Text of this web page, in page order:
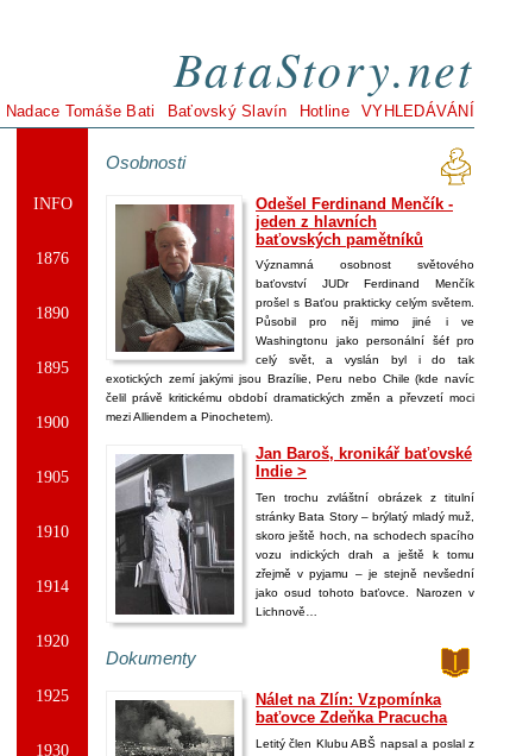
BataStory.net
Nadace Tomáše Bati Baťovský Slavín Hotline VYHLEDÁVÁNÍ
INFO
1876
1890
1895
1900
1905
1910
1914
1920
1925
1930
Osobnosti
Odešel Ferdinand Menčík -
jeden z hlavních
baťovských pamětníků
Významná osobnost světového
baťovství JUDr Ferdinand Menčík
prošel s Baťou prakticky celým světem.
Působil pro něj mimo jiné i ve
Washingtonu jako personální šéf pro
celý svět, a vyslán byl i do tak
exotických zemí jakými jsou Brazílie, Peru nebo Chile (kde navíc
čelil právě kritickému období dramatických změn a převzetí moci
mezi Alliendem a Pinochetem).
Jan Baroš, kronikář baťovské
Indie >
Ten trochu zvláštní obrázek z titulní
stránky Bata Story – brýlatý mladý muž,
skoro ještě hoch, na schodech spacího
vozu indických drah a ještě k tomu
zřejmě v pyjamu – je stejně nevšední
jako osud tohoto baťovce. Narozen v
Lichnově…
Dokumenty
Nálet na Zlín: Vzpomínka
baťovce Zdeňka Pracucha
Letitý člen Klubu ABŠ napsal a poslal z